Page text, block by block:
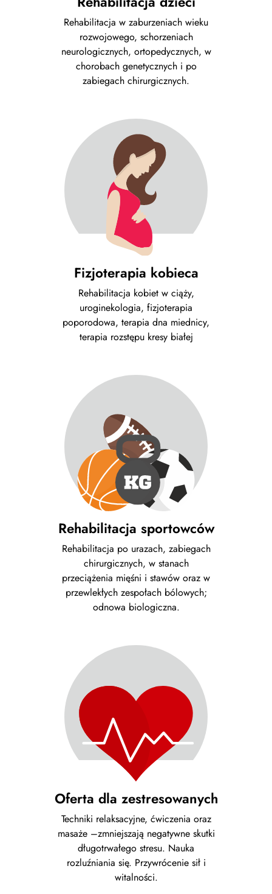
Rehabilitacja w zaburzeniach wieku
rozwojowego, schorzeniach
neurologicznych, ortopedycznych, w
chorobach genetycznych i po
zabiegach chirurgicznych.
Fizjoterapia kobieca
Rehabilitacja kobiet w ciąży,
uroginekologia, fizjoterapia
poporodowa, terapia dna miednicy,
terapia rozstępu kresy białej
Rehabilitacja sportowców
Rehabilitacja po urazach, zabiegach
chirurgicznych, w stanach
przeciążenia mięśni i stawów oraz w
przewlekłych zespołach bólowych;
odnowa biologiczna.
Oferta dla zestresowanych
Techniki relaksacyjne, ćwiczenia oraz
masaże –zmniejszają negatywne skutki
długotrwałego stresu. Nauka
rozluźniania się. Przywrócenie sił i
witalności.